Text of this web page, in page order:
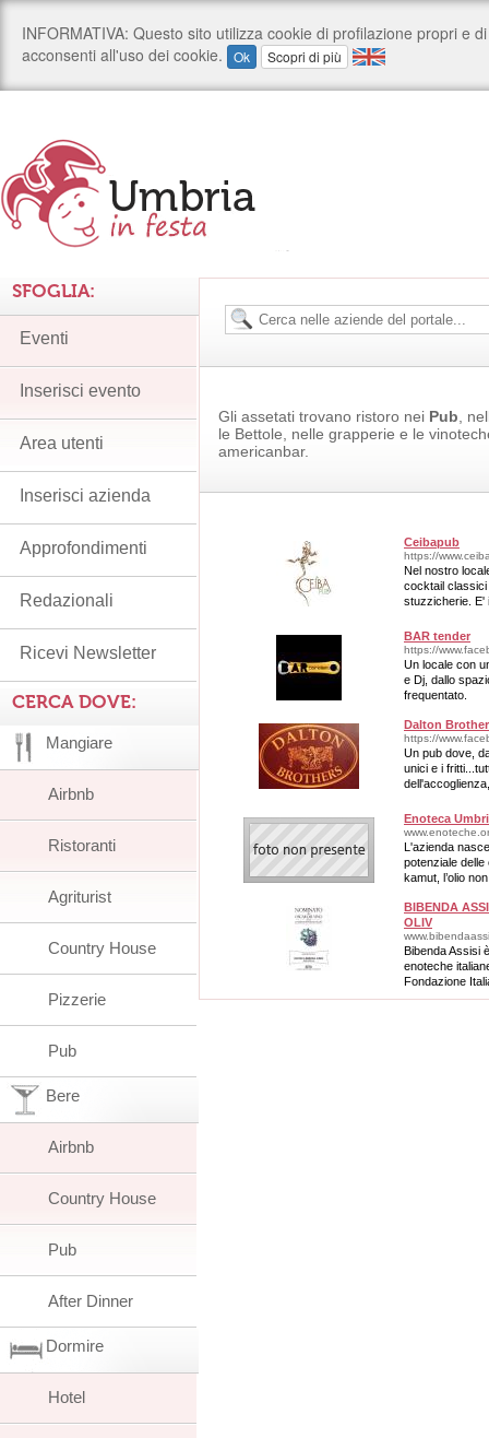
Gli assetati trovano ristoro nei Pub ,
le Bettole, nelle grapperie e le
americanbar.
Ceibapub
https://
Nel nostro
cocktail
stuzzicherie. E'
BAR tender
https://
Un locale con
e Dj, dallo
frequentato.
Dalton
https://
Un pub dove,
unici e i
Enoteca
L'azienda
potenziale
kamut, l’olio
BIBENDA
OLIV
Bibenda Assisi
enoteche
Fondazione
SFOGLIA:
Eventi
Inserisci evento
Area utenti
Inserisci azienda
Approfondimenti
Redazionali
Ricevi Newsletter
CERCA DOVE:
Mangiare
Airbnb
Ristoranti
Agriturist
Country House
Pizzerie
Pub
Bere
Airbnb
Country House
Pub
After Dinner
Dormire
Hotel